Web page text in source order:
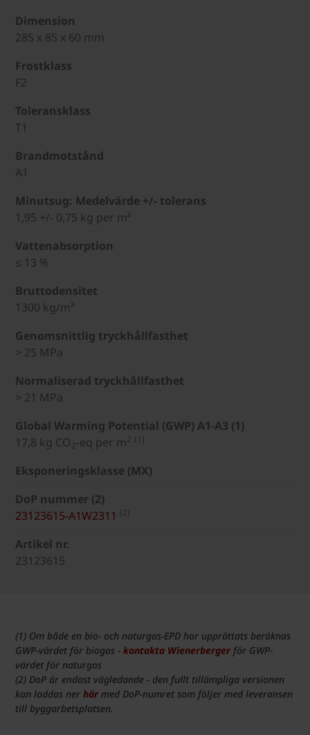
Dimension
285 x 85 x 60 mm
Frostklass
F2
Toleransklass
T1
Brandmotstånd
A1
Minutsug: Medelvärde +/- tolerans
1,95 +/- 0,75 kg per m²
Vattenabsorption
≤ 13 %
Bruttodensitet
1300 kg/m³
Genomsnittlig tryckhållfasthet
> 25 MPa
Normaliserad tryckhållfasthet
> 21 MPa
Global Warming Potential (GWP) A1-A3 (1)
17,8 kg CO2-eq per m2 (1)
Eksponeringsklasse (MX)
DoP nummer (2)
23123615-A1W2311 (2)
Artikel nr.
23123615
(1) Om både en bio- och naturgas-EPD har upprättats beräknas
GWP-värdet för biogas - kontakta Wienerberger för GWP-
värdet för naturgas
(2) DoP är endast vägledande - den fullt tillämpliga versionen
kan laddas ner här med DoP-numret som följer med leveransen
till byggarbetsplatsen.